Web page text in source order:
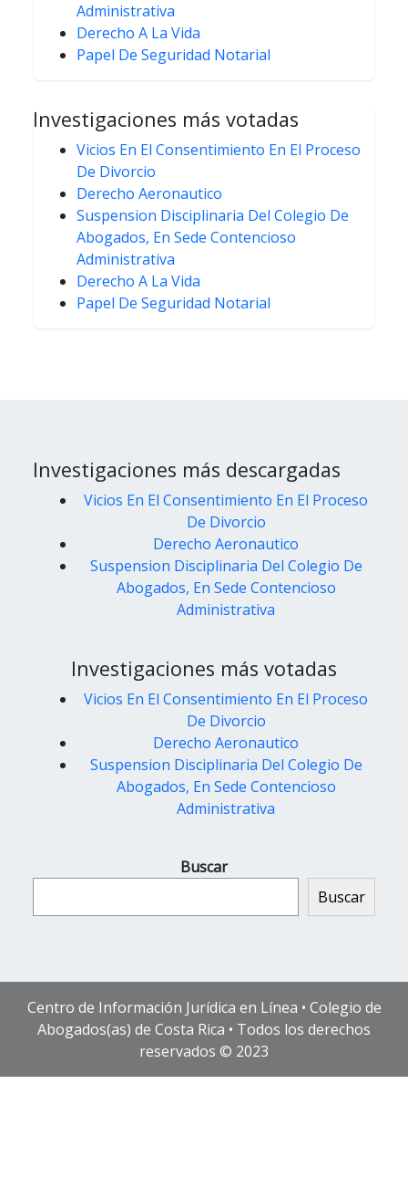
Administrativa
Derecho A La Vida
Papel De Seguridad Notarial
Investigaciones más votadas
Vicios En El Consentimiento En El Proceso
De Divorcio
Derecho Aeronautico
Suspension Disciplinaria Del Colegio De
Abogados, En Sede Contencioso
Administrativa
Derecho A La Vida
Papel De Seguridad Notarial
Investigaciones más descargadas
Vicios En El Consentimiento En El Proceso
De Divorcio
Derecho Aeronautico
Suspension Disciplinaria Del Colegio De
Abogados, En Sede Contencioso
Administrativa
Investigaciones más votadas
Vicios En El Consentimiento En El Proceso
De Divorcio
Derecho Aeronautico
Suspension Disciplinaria Del Colegio De
Abogados, En Sede Contencioso
Administrativa
Buscar
Buscar
Centro de Información Jurídica en Línea • Colegio de
Abogados(as) de Costa Rica • Todos los derechos
reservados © 2023